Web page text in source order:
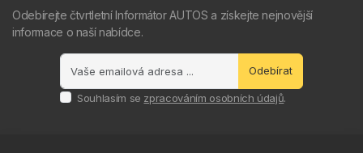
Odebírejte čtvrtletní Informátor AUTOS a získejte nejnovější
informace o naší nabídce.
Odebírat
Souhlasím se zpracováním osobních údajů.